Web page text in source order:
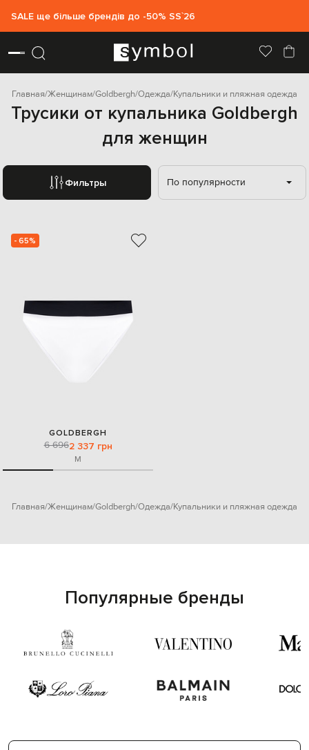
SALE ще більше брендів до -50% SS`26
Главная Женщинам Goldbergh Одежда Купальники и пляжная одежда
Трусики от купальника Goldbergh
для женщин
Фильтры По популярности
- 65%
GOLDBERGH
6 6962 337 грн
M
Главная Женщинам Goldbergh Одежда Купальники и пляжная одежда
Популярные бренды